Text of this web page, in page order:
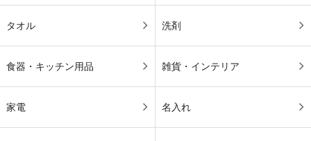
タオル 洗剤
食器・キッチン用品 雑貨・インテリア
家電 名入れ